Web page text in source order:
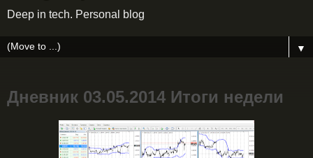
Deep in tech. Personal blog
▼
Дневник 03.05.2014 Итоги недели